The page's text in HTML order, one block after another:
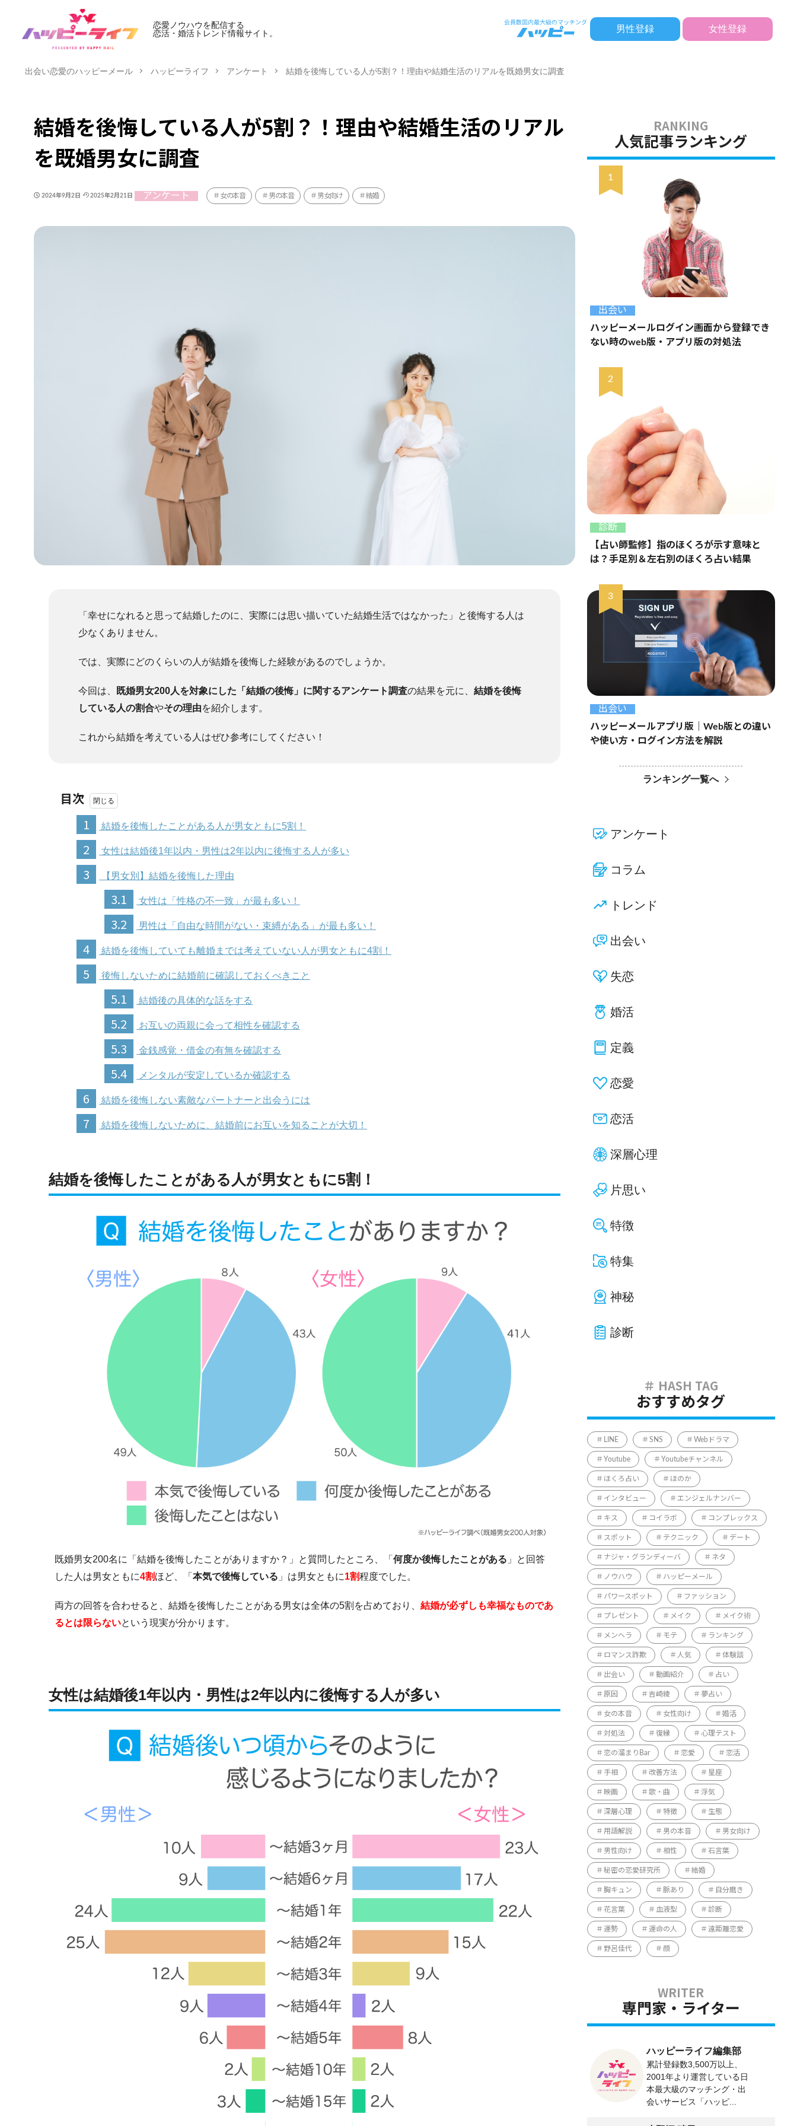
恋愛ノウハウを配信する
恋活・婚活トレンド情報サイト。
男性登録 女性登録
出会い恋愛のハッピーメール ハッピーライフ アンケート 結婚を後悔している人が5割？！理由や結婚生活のリアルを既婚男女に調査
結婚を後悔している人が5割？！理由や結婚生活のリアル
を既婚男女に調査
2024年9月2日 2025年2月21日 アンケート 女の本音 男の本音 男女向け 結婚
「幸せになれると思って結婚したのに、実際には思い描いていた結婚生活ではなかった」と後悔する人は
少なくありません。
では、実際にどのくらいの人が結婚を後悔した経験があるのでしょうか。
今回は、 既婚男女200人を対象にした「結婚の後悔」に関するアンケート調査の結果を元に、 結婚を後悔
している人の割合やその理由を紹介します。
これから結婚を考えている人はぜひ参考にしてください！
目次
1
結婚を後悔したことがある人が男女ともに5割！
2 女性は結婚後1年以内・男性は2年以内に後悔する人が多い
3 【男女別】結婚を後悔した理由
3.1 女性は「性格の不一致」が最も多い！
3.2 男性は「自由な時間がない・束縛がある」が最も多い！
4 結婚を後悔していても離婚までは考えていない人が男女ともに4割！
5 後悔しないために結婚前に確認しておくべきこと
5.1 結婚後の具体的な話をする
5.2 お互いの両親に会って相性を確認する
5.3 金銭感覚・借金の有無を確認する
5.4 メンタルが安定しているか確認する
6 結婚を後悔しない素敵なパートナーと出会うには
7 結婚を後悔しないために、結婚前にお互いを知ることが大切！
結婚を後悔したことがある人が男女ともに5割！
既婚男女200名に「結婚を後悔したことがありますか？」と質問したところ、「 何度か後悔したことがある 」と回答
した人は男女ともに4割ほど、「 本気で後悔している 」は男女ともに1割程度でした。
両方の回答を合わせると、結婚を後悔したことがある男女は全体の5割を占めており、 結婚が必ずしも幸福なものであ
るとは限らないという現実が分かります。
女性は結婚後1年以内・男性は2年以内に後悔する人が多い
人気記事ランキング
出会い
ハッピーメールログイン画面から登録でき
ない時のweb版・アプリ版の対処法
診断
【占い師監修】指のほくろが示す意味と
は？手足別＆左右別のほくろ占い結果
出会い
ハッピーメールアプリ版｜Web版との違い
や使い方・ログイン方法を解説
ランキング一覧へ
アンケート
コラム
トレンド
出会い
失恋
婚活
定義
恋愛
恋活
深層心理
片思い
特徴
特集
神秘
診断
おすすめタグ
LINE SNS Webドラマ
Youtube Youtubeチャンネル
ほくろ占い ほのか
インタビュー エンジェルナンバー
キス コイラボ コンプレックス
スポット テクニック デート
ナジャ・グランディーバ ネタ
ノウハウ ハッピーメール
パワースポット ファッション
プレゼント メイク メイク術
メンヘラ モテ ランキング
ロマンス詐欺 人気 体験談
出会い 動画紹介 占い
原因 吉崎綾 夢占い
女の本音 女性向け 婚活
対処法 復縁 心理テスト
恋の溜まりBar 恋愛 恋活
手相 改善方法 星座
映画 歌・曲 浮気
深層心理 特徴 生態
用語解説 男の本音 男女向け
男性向け 相性 石言葉
秘密の恋愛研究所 結婚
胸キュン 脈あり 自分磨き
花言葉 血液型 診断
運勢 運命の人 遠距離恋愛
野呂佳代 顔
専門家・ライター
ハッピーライフ編集部
累計登録数3,500万以上、
2001年より運営している日
本最大級のマッチング・出
会いサービス「ハッピ...